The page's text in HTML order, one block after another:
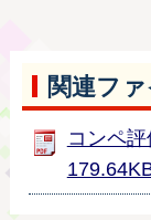
関連フ
コンペ